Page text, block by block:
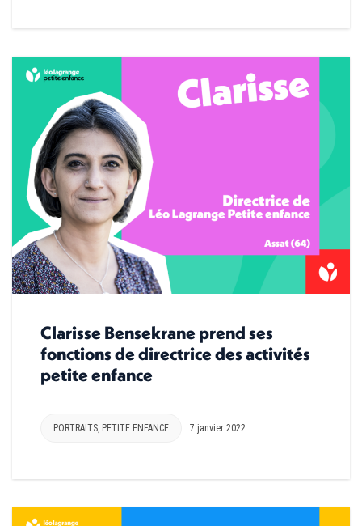
Clarisse Bensekrane prend ses
fonctions de directrice des activités
petite enfance
PORTRAITS, PETITE ENFANCE 7 janvier 2022